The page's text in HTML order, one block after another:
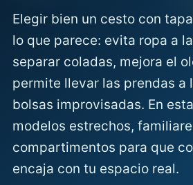
Elegir bien un cesto con
lo que parece: evita ropa a
separar coladas, mejora el
permite llevar las prendas a
bolsas improvisadas. En
modelos estrechos,
compartimentos para que
encaja con tu espacio real.